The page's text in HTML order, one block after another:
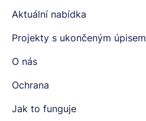
Aktuální nabídka
Projekty s ukončeným úpisem
O nás
Ochrana
Jak to funguje